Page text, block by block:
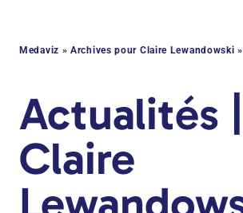
Medaviz »Archives pour Claire Lewandowski »
Actualités |
Claire